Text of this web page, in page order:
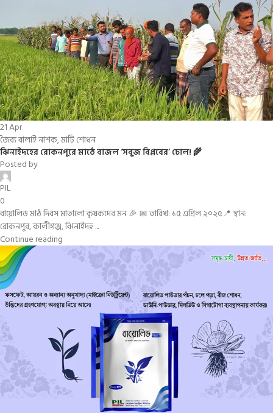
21Apr
জৈব্য বালাই নাশক,মাটি শোধন
ঝিনাইদহের রোকনপুরে মাঠে বাজল ‘সবুজ বিপ্লবের’ ঢোল! 🌾
Posted by
PIL
0
বায়োলিড মাঠ দিবস মাতালো কৃষকদের মন 🎉 📅 তারিখ: ১৫ এপ্রিল ২০২৫📍 স্থান:
রোকনপুর, কালীগঞ্জ, ঝিনাইদহ ...
Continue reading